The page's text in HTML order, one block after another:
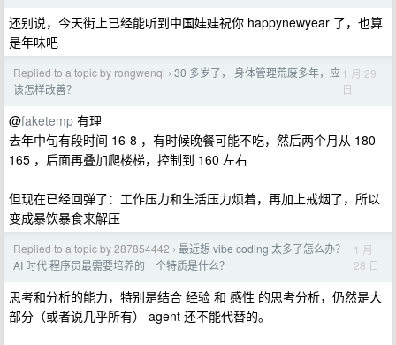
还别说，今天街上已经能听到中国娃娃祝你 happynewyear 了，也算
是年味吧
Replied to a topic by rongwenqi › 30 多岁了， 身体管理荒废多年，应
该怎样改善？
1 月 29
日
@faketemp 有理
去年中旬有段时间 16-8 ，有时候晚餐可能不吃，然后两个月从 180-
165 ，后面再叠加爬楼梯，控制到 160 左右
但现在已经回弹了：工作压力和生活压力烦着，再加上戒烟了，所以
变成暴饮暴食来解压
Replied to a topic by 287854442 › 最近想 vibe coding 太多了怎么办？
AI 时代 程序员最需要培养的一个特质是什么？
1 月
28 日
思考和分析的能力，特别是结合 经验 和 感性 的思考分析，仍然是大
部分（或者说几乎所有） agent 还不能代替的。